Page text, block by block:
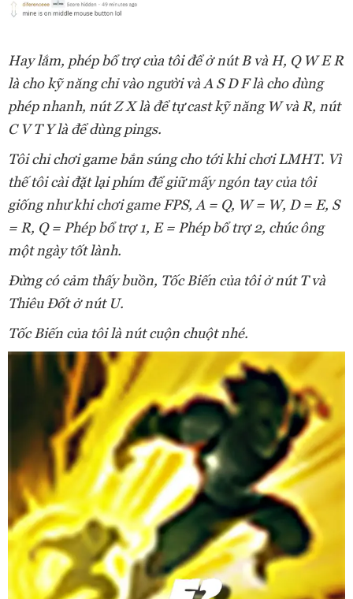
Hay lắm, phép bổ trợ của tôi để ở nút B và H, Q W E R
là cho kỹ năng chỉ vào người và A S D F là cho dùng
phép nhanh, nút Z X là để tự cast kỹ năng W và R, nút
C V T Y là để dùng pings.
Tôi chỉ chơi game bắn súng cho tới khi chơi LMHT. Vì
thế tôi cài đặt lại phím để giữ mấy ngón tay của tôi
giống như khi chơi game FPS, A = Q, W = W, D = E, S
= R, Q = Phép bổ trợ 1, E = Phép bổ trợ 2, chúc ông
một ngày tốt lành.
Đừng có cảm thấy buồn, Tốc Biến của tôi ở nút T và
Thiêu Đốt ở nút U.
Tốc Biến của tôi là nút cuộn chuột nhé.